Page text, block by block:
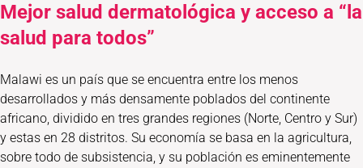
Mejor salud dermatológica y acceso a “la
salud para todos”
Malawi es un país que se encuentra entre los menos
desarrollados y más densamente poblados del continente
africano, dividido en tres grandes regiones (Norte, Centro y Sur)
y estas en 28 distritos. Su economía se basa en la agricultura,
sobre todo de subsistencia, y su población es eminentemente